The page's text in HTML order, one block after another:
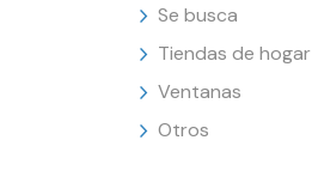
Se busca
Tiendas de hogar
Ventanas
Otros